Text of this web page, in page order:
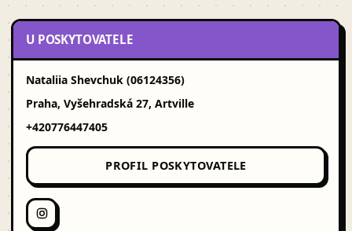
U POSKYTOVATELE
Nataliia Shevchuk (06124356)
Praha, Vyšehradská 27, Artville
+420776447405‬
PROFIL POSKYTOVATELE